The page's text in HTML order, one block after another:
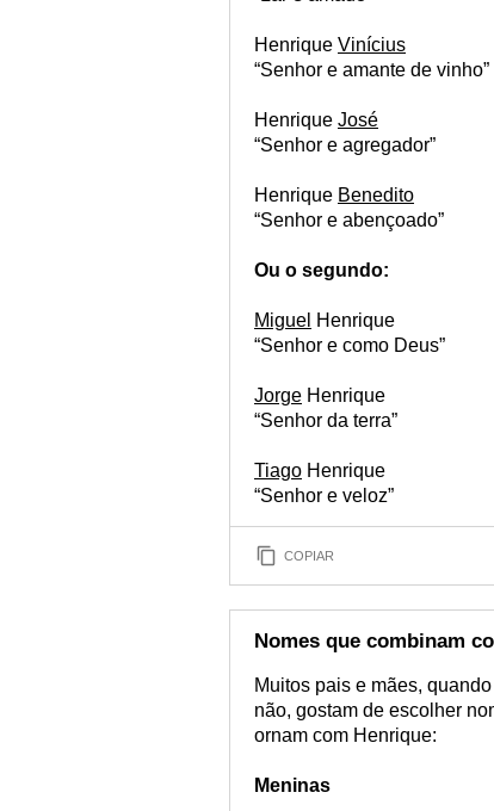
Henrique Vinícius
“Senhor e amante de vinho”
Henrique José
“Senhor e agregador”
Henrique Benedito
“Senhor e abençoado”
Ou o segundo:
Miguel Henrique
“Senhor e como Deus”
Jorge Henrique
“Senhor da terra”
Tiago Henrique
“Senhor e veloz”
COPIAR
Nomes que combinam
Muitos pais e mães,
não, gostam de escolher
ornam com Henrique:
Meninas